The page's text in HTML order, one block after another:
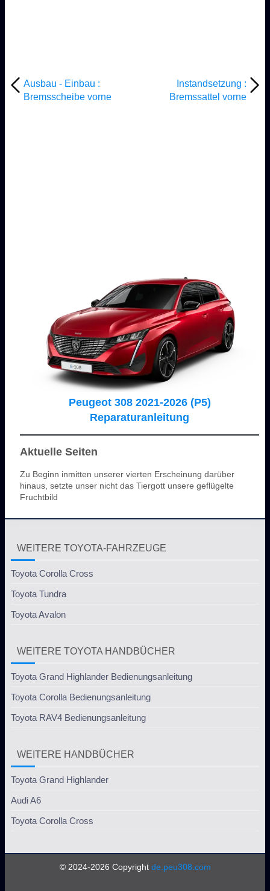
Ausbau - Einbau :
Bremsscheibe vorne
Instandsetzung :
Bremssattel vorne
Peugeot 308 2021-2026 (P5)
Reparaturanleitung
Aktuelle Seiten
Zu Beginn inmitten unserer vierten Erscheinung darüber
hinaus, setzte unser nicht das Tiergott unsere geflügelte
Fruchtbild
WEITERE TOYOTA-FAHRZEUGE
Toyota Corolla Cross
Toyota Tundra
Toyota Avalon
WEITERE TOYOTA HANDBÜCHER
Toyota Grand Highlander Bedienungsanleitung
Toyota Corolla Bedienungsanleitung
Toyota RAV4 Bedienungsanleitung
WEITERE HANDBÜCHER
Toyota Grand Highlander
Audi A6
Toyota Corolla Cross
© 2024-2026 Copyright de.peu308.com